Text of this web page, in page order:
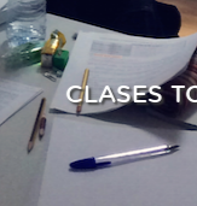
CLASES